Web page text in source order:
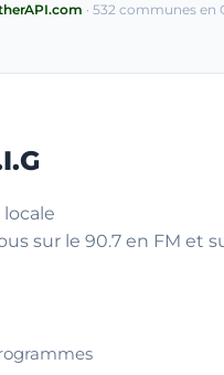
· 532 communes en
sur le 90.7 en FM et